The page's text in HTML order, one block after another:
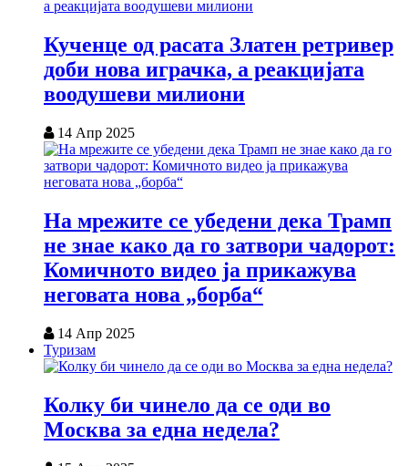
Кученце од расата Златен ретривер
доби нова играчка, а реакцијата
воодушеви милиони
14 Апр 2025
На мрежите се убедени дека Трамп
не знае како да го затвори чадорот:
Комичното видео ја прикажува
неговата нова „борба“
14 Апр 2025
Туризам
Колку би чинело да се оди во
Москва за една недела?